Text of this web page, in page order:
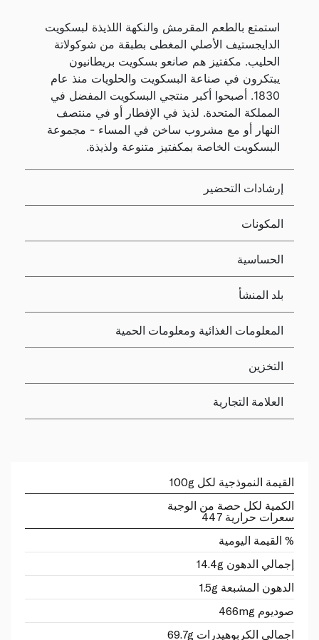
استمتع بالطعم المقرمش والنكهة اللذيذة لبسكويت
الدايجستيف الأصلي المغطى بطبقة من شوكولاتة
الحليب. مكفتيز هم صانعو بسكويت بريطانيون
يبتكرون في صناعة البسكويت والحلويات منذ عام
1830. أصبحوا أكبر منتجي البسكويت المفضل في
المملكة المتحدة. لذيذ في الإفطار أو في منتصف
النهار أو مع مشروب ساخن في المساء - مجموعة
البسكويت الخاصة بمكفتيز متنوعة ولذيذة.
إرشادات التحضير
المكونات
الحساسية
بلد المنشأ
المعلومات الغذائية ومعلومات الحمية
التخزين
العلامة التجارية
القيمة النموذجية لكل 100g
الكمية لكل حصة من الوجبة
سعرات حرارية 447
% القيمة اليومية
إجمالي الدهون 14.4g
الدهون المشبعة 1.5g
صوديوم 466mg
اجمالي الكربوهيدرات 69.7g